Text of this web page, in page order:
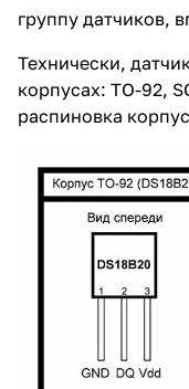
группу датчиков,
Технически,
корпусах: ТО-92,
распиновка